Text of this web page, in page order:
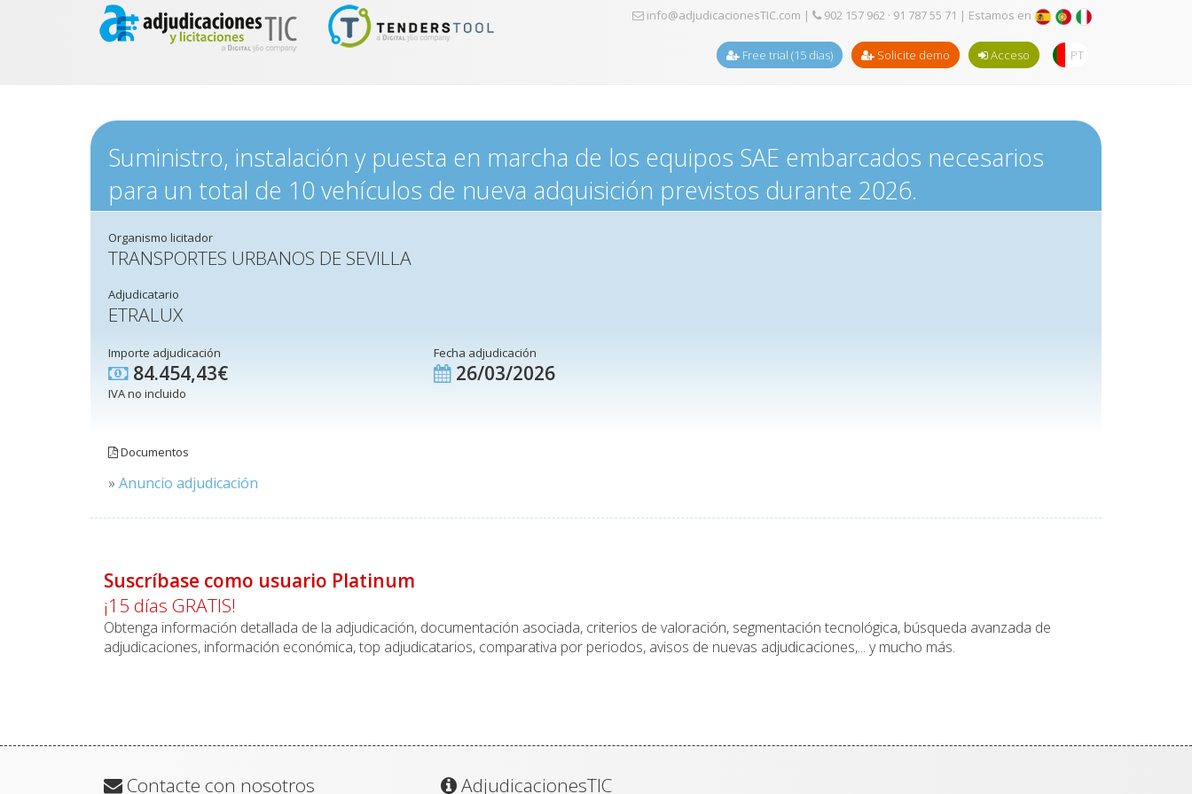
info@adjudicacionesTIC.com | 902 157 962 · 91 787 55 71 | Estamos en
Free trial (15 dias) Solicite demo Acceso PT
Suministro, instalación y puesta en marcha de los equipos SAE embarcados necesarios
para un total de 10 vehículos de nueva adquisición previstos durante 2026.
Organismo licitador
TRANSPORTES URBANOS DE SEVILLA
Adjudicatario
ETRALUX
Importe adjudicación
84.454,43€
IVA no incluido
Fecha adjudicación
26/03/2026
Documentos
» Anuncio adjudicación
Suscríbase como usuario Platinum
¡15 días GRATIS!
Obtenga información detallada de la adjudicación, documentación asociada, criterios de valoración, segmentación tecnológica, búsqueda avanzada de
adjudicaciones, información económica, top adjudicatarios, comparativa por periodos, avisos de nuevas adjudicaciones,... y mucho más.
Contacte con nosotros AdjudicacionesTIC